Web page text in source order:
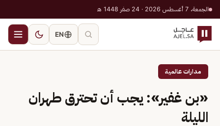
الجمعة، 7 أغسطس 2026 · 24 صفر 1448 هـ
EN
مدارات عالمية
«بن غفير»: يجب أن تحترق طهران
الليلة